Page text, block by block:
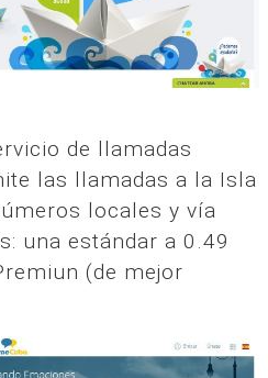
de llamadas
las llamadas a la Isla
locales y vía
una estándar a 0.49
(de mejor